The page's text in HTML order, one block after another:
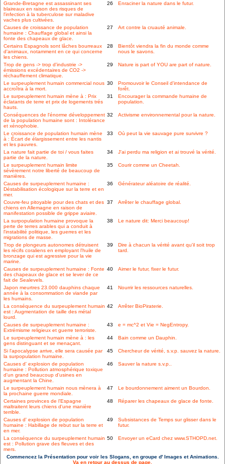
Grande-Bretagne est assassinant ses
blaireaux en raison des risques de
l'infection à la tuberculose sur maladive
vaches plus cultivées.
26 Enraciner la nature dans le futur.
Causes de croissance de population
humaine : Chauffage global et ainsi la
fonte des chapeaux de glace.
27 Art contre la cruauté animale.
Certains Espagnols sont lâches bourreaux
d'animaux, notamment en ce qui concerne
les chiens.
28
Bientôt viendra la fin du monde comme
nous le savons.
Trop de gens -> trop d'industrie ->
émissions excédentaires de CO2 ->
réchauffement climatique.
29 Nature is part of YOU are part of nature.
Le surpeuplement humain commercial nous
accroîtra à la mort.
30
Promouvoir le Conseil d'intendance de
forêt.
Le surpeuplement humain mène à : Prix
éclatants de terre et prix de logements trés
hauts.
31
Encourager la commande humaine de
population.
Conséquences de l'énorme développement
de la population humaine sont : Intolérance
et xénophobie.
32 Activisme environnemental pour la nature.
Le croissance de population humain mène
à : Écart de élargissement entre les nantis
et les pauvres.
33 Où peut la vie sauvage pure survivre ?
La nature fait partie de toi / vous faites
partie de la nature.
34 J'ai perdu ma religion et ai trouvé la vérité.
Le surpeuplement humain limite
sévèrement notre liberté de beaucoup de
manières.
35 Courir comme un Cheetah.
Causes de surpeuplement humaine :
Déstabilisation écologique sur la terre et en
mer.
36 Générateur aléatoire de réalité.
Couvre-feu pitoyable pour des chats et des
chiens en Allemagne en raison de
manifestation possible de grippe aviaire.
37 Arrêter le chauffage global.
La surpopulation humaine provoque la
perte de terres arables qui a conduit à
l'instabilité politique, les guerres et les
migrations de masse.
38 Le nature dit: Merci beaucoup!
Trop de plongeurs autonomes détruisent
les récifs coraliens en employant l'huile de
bronzage qui est agressive pour la vie
marine.
39
Dire à chacun la vérité avant qu'il soit trop
tard.
Causes de surpeuplement humaine : Fonte
des chapeaux de glace et se lever de ce
fait de Sealevels.
40 Aimer le futur, fixer le futur.
Japon meurtres 23.000 dauphins chaque
année à la consommation de viande par
les humains.
41 Nourrir les ressources naturelles.
La conséquence du surpeuplement humain
est : Augmentation de taille des métal
lourd.
42 Arrêter BioPiraterie.
Causes de surpeuplement humaine :
Extrémisme religieux et guerre terroriste.
43 e = mc^2 et Vie = NegEntropy.
Le surpeuplement humain mène à : les
gens distinguant et se menaçant.
44 Bain comme un Dauphin.
Si l'apocalypse arrive, elle sera causée par
la surpopulation humaine.
45 Chercheur de vérité, s.v.p. sauvez la nature.
Causes d' explosion de population
humaine : Pollution atmosphérique toxique
d'un grand beaucoup d'usines en
augmentant la Chine.
46 Sauver la nature s.v.p..
Le surpeuplement humain nous mènera à
la prochaine guerre mondiale.
47 Le bourdonnement aiment un Bourdon.
Certaines provinces de l'Espagne
maltraitent leurs chiens d'une manière
terrible.
48 Réparer les chapeaux de glace de fonte.
Causes d' explosion de population
humaine : Habillage de rebut sur la terre et
en mer.
49
Subsistances de Temps sur glisser dans le
futur.
La conséquence du surpeuplement humain
est : Pollution grave des fleuves et des
mers.
50 Envoyer un eCard chez www.STHOPD.net.
Commencez la Présentation pour voir les Slogans, en groupe d' Images et Animations.
Va en retour au dessus de page.